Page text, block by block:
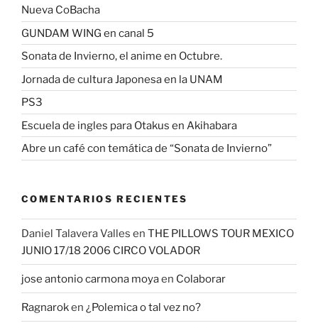
Nueva CoBacha
GUNDAM WING en canal 5
Sonata de Invierno, el anime en Octubre.
Jornada de cultura Japonesa en la UNAM
PS3
Escuela de ingles para Otakus en Akihabara
Abre un café con temática de “Sonata de Invierno”
COMENTARIOS RECIENTES
Daniel Talavera Valles en THE PILLOWS TOUR MEXICO
JUNIO 17/18 2006 CIRCO VOLADOR
jose antonio carmona moyaen Colaborar
Ragnaroken ¿Polemica o tal vez no?